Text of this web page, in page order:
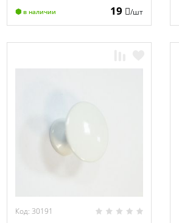
в наличии 19 /шт
Код: 30191